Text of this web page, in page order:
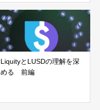
LiquityとLUSDの理解を深
める 前編